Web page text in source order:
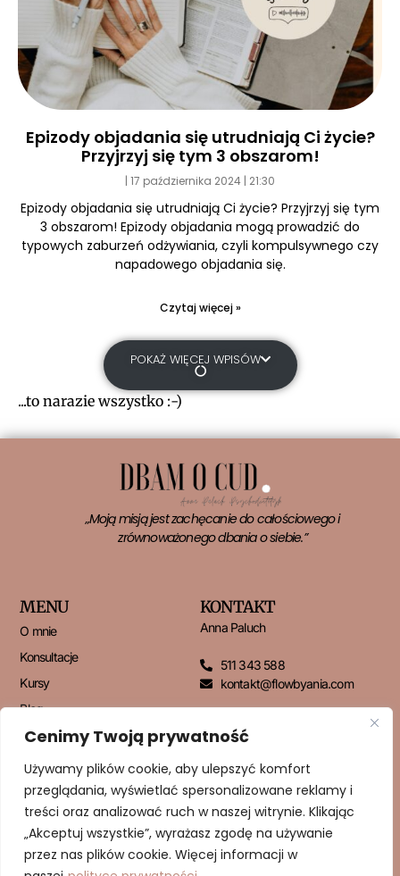
Cenimy Twoją prywatność
Używamy plików cookie, aby ulepszyć komfort
przeglądania, wyświetlać spersonalizowane reklamy i
treści oraz analizować ruch w naszej witrynie. Klikając
„Akceptuj wszystkie”, wyrażasz zgodę na używanie
przez nas plików cookie. Więcej informacji w
Epizody objadania się utrudniają Ci życie?
Przyjrzyj się tym 3 obszarom!
17 października 2024 21:30
Epizody objadania się utrudniają Ci życie? Przyjrzyj się tym
3 obszarom! Epizody objadania mogą prowadzić do
typowych zaburzeń odżywiania, czyli kompulsywnego czy
napadowego objadania się.
Czytaj więcej »
POKAŻ WIĘCEJ WPISÓW
...to narazie wszystko :-)
„Moją misją jest zachęcanie do całościowego i
zrównoważonego dbania o siebie.”
MENU
O mnie
Konsultacje
Kursy
Blog
Kontakt
KONTAKT
Anna Paluch
511 343 588
kontakt@flowbyania.com
NEWSLETTER